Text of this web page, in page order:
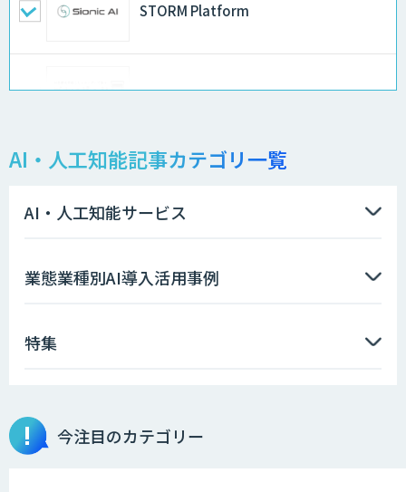
STORM Platform
ログミーツ powered by GPT-4
物品輸出から留学生・研究者のバックチ
JOINT AI Flow byGMO
営業支援/ 業務自動化 AI
AI・人工知能記事カテゴリ一覧
AI・人工知能サービス
業態業種別AI導入活用事例
特集
今注目のカテゴリー